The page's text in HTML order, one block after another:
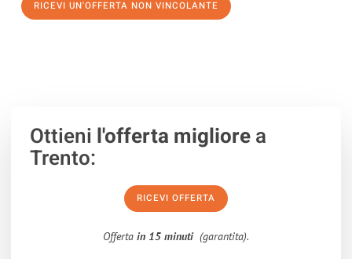
RICEVI UN'OFFERTA NON VINCOLANTE
Ottieni l'offerta migliorea
Trento:
RICEVI OFFERTA
Offerta in 15 minuti (garantita).